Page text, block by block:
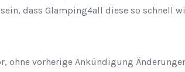
dass Glamping4all diese so schnell
ohne vorherige Ankündigung